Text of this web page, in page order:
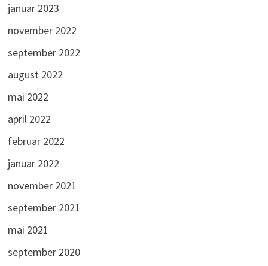
januar 2023
november 2022
september 2022
august 2022
mai 2022
april 2022
februar 2022
januar 2022
november 2021
september 2021
mai 2021
september 2020